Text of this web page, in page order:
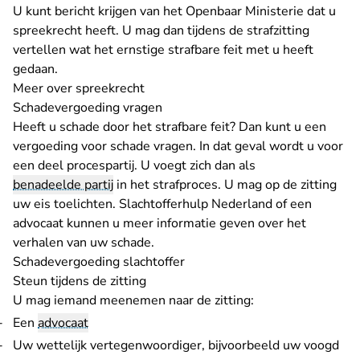
U kunt bericht krijgen van het Openbaar Ministerie dat u
spreekrecht heeft. U mag dan tijdens de strafzitting
vertellen wat het ernstige strafbare feit met u heeft
gedaan.
Meer over spreekrecht
Schadevergoeding vragen
Heeft u schade door het strafbare feit? Dan kunt u een
vergoeding voor schade vragen. In dat geval wordt u voor
een deel procespartij. U voegt zich dan als
benadeelde partij in het strafproces. U mag op de zitting
uw eis toelichten. Slachtofferhulp Nederland of een
advocaat kunnen u meer informatie geven over het
verhalen van uw schade.
Schadevergoeding slachtoffer
Steun tijdens de zitting
U mag iemand meenemen naar de zitting:
Een advocaat
Uw wettelijk vertegenwoordiger, bijvoorbeeld uw voogd